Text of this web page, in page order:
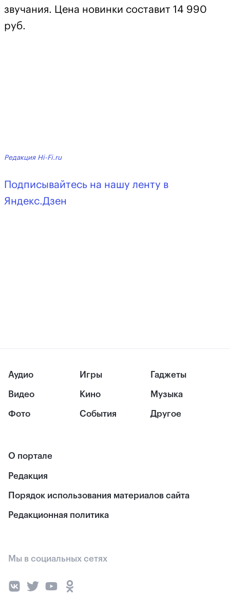
звучания. Цена новинки составит 14 990
руб.
Редакция Hi-Fi.ru
Подписывайтесь на нашу ленту в
Яндекс.Дзен
Аудио
Видео
Фото
Игры
Кино
События
Гаджеты
Музыка
Другое
О портале
Редакция
Порядок использования материалов сайта
Редакционная политика
Мы в социальных сетях